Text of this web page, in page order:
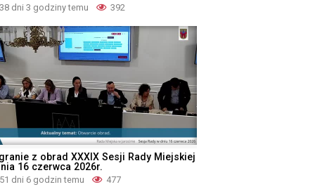
38 dni 3 godziny temu 392
z obrad XXXIX Sesji Rady Miejskiej
16 czerwca 2026r.
51 dni 6 godzin temu 477